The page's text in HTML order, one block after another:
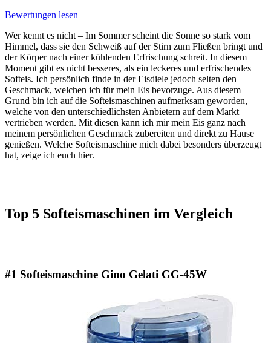
Bewertungen lesen
Wer kennt es nicht – Im Sommer scheint die Sonne so stark vom
Himmel, dass sie den Schweiß auf der Stirn zum Fließen bringt und
der Körper nach einer kühlenden Erfrischung schreit. In diesem
Moment gibt es nicht besseres, als ein leckeres und erfrischendes
Softeis. Ich persönlich finde in der Eisdiele jedoch selten den
Geschmack, welchen ich für mein Eis bevorzuge. Aus diesem
Grund bin ich auf die Softeismaschinen aufmerksam geworden,
welche von den unterschiedlichsten Anbietern auf dem Markt
vertrieben werden. Mit diesen kann ich mir mein Eis ganz nach
meinem persönlichen Geschmack zubereiten und direkt zu Hause
genießen. Welche Softeismaschine mich dabei besonders überzeugt
hat, zeige ich euch hier.
Top 5 Softeismaschinen im Vergleich
#1 Softeismaschine Gino Gelati GG-45W